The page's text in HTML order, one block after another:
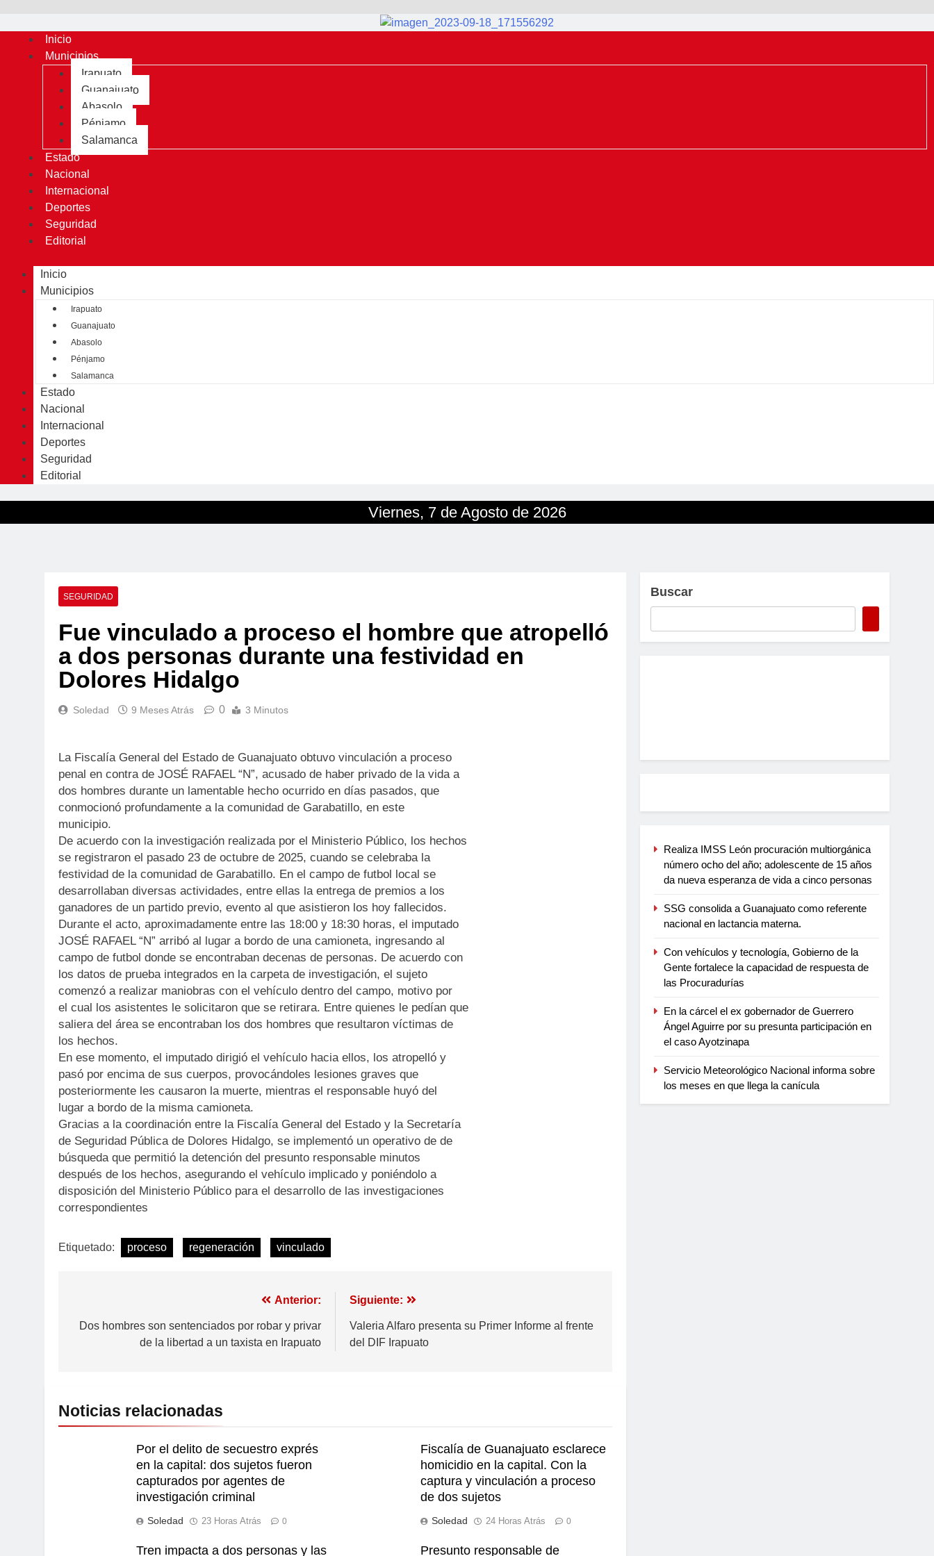
Inicio
Municipios
Irapuato
Guanajuato
Abasolo
Pénjamo
Salamanca
Estado
Nacional
Internacional
Deportes
Seguridad
Editorial
Inicio
Municipios
Irapuato
Guanajuato
Abasolo
Pénjamo
Salamanca
Estado
Nacional
Internacional
Deportes
Seguridad
Editorial
Viernes, 7 de Agosto de 2026
SEGURIDAD
Fue vinculado a proceso el hombre que atropelló
a dos personas durante una festividad en
Dolores Hidalgo
Soledad 9 Meses Atrás 0 3 Minutos
La Fiscalía General del Estado de Guanajuato obtuvo vinculación a proceso
penal en contra de JOSÉ RAFAEL “N”, acusado de haber privado de la vida a
dos hombres durante un lamentable hecho ocurrido en días pasados, que
conmocionó profundamente a la comunidad de Garabatillo, en este
municipio.
De acuerdo con la investigación realizada por el Ministerio Público, los hechos
se registraron el pasado 23 de octubre de 2025, cuando se celebraba la
festividad de la comunidad de Garabatillo. En el campo de futbol local se
desarrollaban diversas actividades, entre ellas la entrega de premios a los
ganadores de un partido previo, evento al que asistieron los hoy fallecidos.
Durante el acto, aproximadamente entre las 18:00 y 18:30 horas, el imputado
JOSÉ RAFAEL “N” arribó al lugar a bordo de una camioneta, ingresando al
campo de futbol donde se encontraban decenas de personas. De acuerdo con
los datos de prueba integrados en la carpeta de investigación, el sujeto
comenzó a realizar maniobras con el vehículo dentro del campo, motivo por
el cual los asistentes le solicitaron que se retirara. Entre quienes le pedían que
saliera del área se encontraban los dos hombres que resultaron víctimas de
los hechos.
En ese momento, el imputado dirigió el vehículo hacia ellos, los atropelló y
pasó por encima de sus cuerpos, provocándoles lesiones graves que
posteriormente les causaron la muerte, mientras el responsable huyó del
lugar a bordo de la misma camioneta.
Gracias a la coordinación entre la Fiscalía General del Estado y la Secretaría
de Seguridad Pública de Dolores Hidalgo, se implementó un operativo de de
búsqueda que permitió la detención del presunto responsable minutos
después de los hechos, asegurando el vehículo implicado y poniéndolo a
disposición del Ministerio Público para el desarrollo de las investigaciones
correspondientes
Etiquetado: proceso regeneración vinculado
Anterior:
Dos hombres son sentenciados por robar y privar
de la libertad a un taxista en Irapuato
Siguiente:
Valeria Alfaro presenta su Primer Informe al frente
del DIF Irapuato
Noticias relacionadas
Por el delito de secuestro exprés
en la capital: dos sujetos fueron
capturados por agentes de
investigación criminal
Soledad 23 Horas Atrás 0
Fiscalía de Guanajuato esclarece
homicidio en la capital. Con la
captura y vinculación a proceso
de dos sujetos
Soledad 24 Horas Atrás 0
Tren impacta a dos personas y las Presunto responsable de
Buscar
Realiza IMSS León procuración multiorgánica
número ocho del año; adolescente de 15 años
da nueva esperanza de vida a cinco personas
SSG consolida a Guanajuato como referente
nacional en lactancia materna.
Con vehículos y tecnología, Gobierno de la
Gente fortalece la capacidad de respuesta de
las Procuradurías
En la cárcel el ex gobernador de Guerrero
Ángel Aguirre por su presunta participación en
el caso Ayotzinapa
Servicio Meteorológico Nacional informa sobre
los meses en que llega la canícula